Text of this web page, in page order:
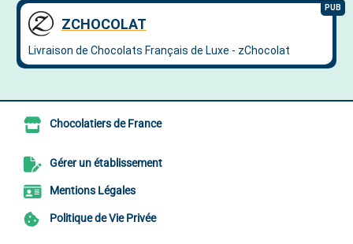
Chocolatiers de France
Gérer un établissement
Mentions Légales
Politique de Vie Privée